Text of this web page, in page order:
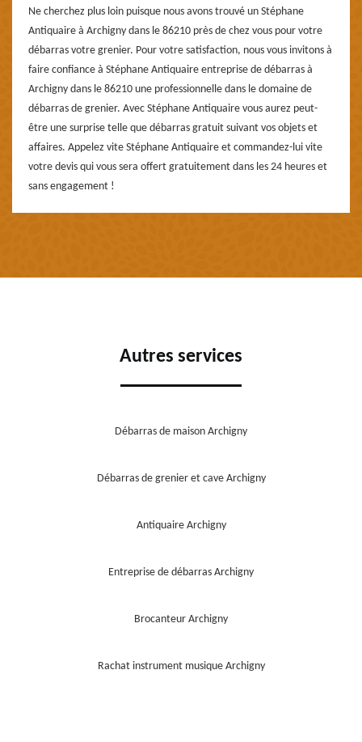
Ne cherchez plus loin puisque nous avons trouvé un Stéphane
Antiquaire à Archigny dans le 86210 près de chez vous pour votre
débarras votre grenier. Pour votre satisfaction, nous vous invitons à
faire confiance à Stéphane Antiquaire entreprise de débarras à
Archigny dans le 86210 une professionnelle dans le domaine de
débarras de grenier. Avec Stéphane Antiquaire vous aurez peut-
être une surprise telle que débarras gratuit suivant vos objets et
affaires. Appelez vite Stéphane Antiquaire et commandez-lui vite
votre devis qui vous sera offert gratuitement dans les 24 heures et
sans engagement !
Autres services
Débarras de maison Archigny
Débarras de grenier et cave Archigny
Antiquaire Archigny
Entreprise de débarras Archigny
Brocanteur Archigny
Rachat instrument musique Archigny